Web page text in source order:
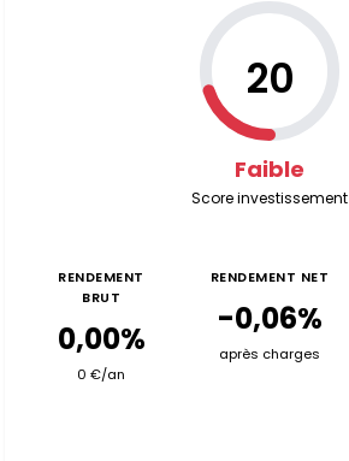
20
Faible
Score investissement
RENDEMENT
BRUT
0,00%
0 €/an
RENDEMENT NET
-0,06%
après charges